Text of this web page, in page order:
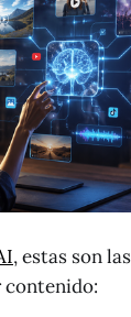
, estas son